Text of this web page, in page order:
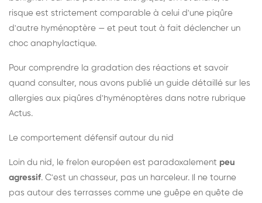
risque est strictement comparable à celui d'une piqûre
d'autre hyménoptère — et peut tout à fait déclencher un
choc anaphylactique.
Pour comprendre la gradation des réactions et savoir
quand consulter, nous avons publié un guide détaillé sur les
allergies aux piqûres d'hyménoptères dans notre rubrique
Actus.
Le comportement défensif autour du nid
Loin du nid, le frelon européen est paradoxalement peu
agressif. C'est un chasseur, pas un harceleur. Il ne tourne
pas autour des terrasses comme une guêpe en quête de